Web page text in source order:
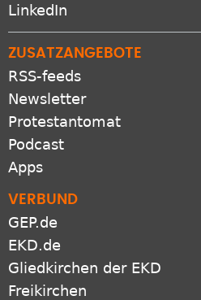
LinkedIn
ZUSATZANGEBOTE
RSS-feeds
Newsletter
Protestantomat
Podcast
Apps
VERBUND
GEP.de
EKD.de
Gliedkirchen der EKD
Freikirchen